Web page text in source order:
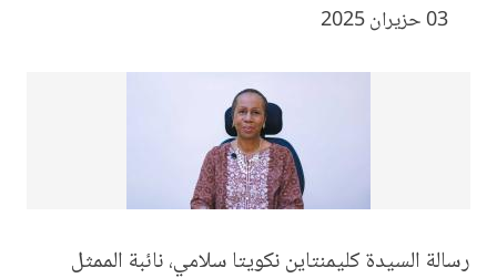
03 حزيران 2025
رسالة السيدة كليمنتاين نكويتا سلامي، نائبة الممثل